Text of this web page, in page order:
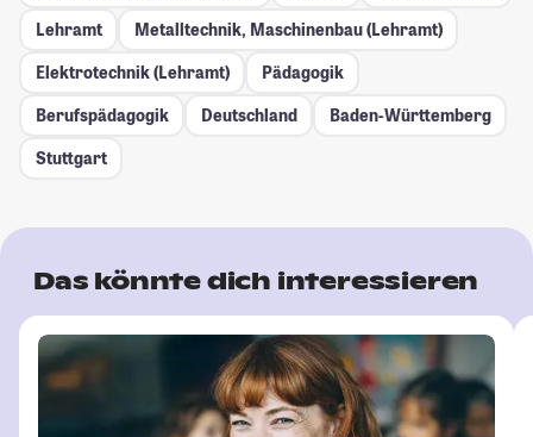
Lehramt
Metalltechnik, Maschinenbau (Lehramt)
Elektrotechnik (Lehramt)
Pädagogik
Berufspädagogik
Deutschland
Baden-Württemberg
Stuttgart
Das könnte dich interessieren